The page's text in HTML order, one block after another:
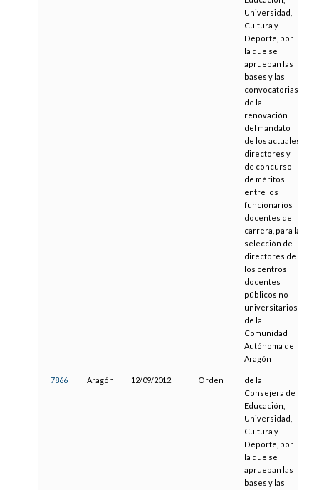
Universidad,
Cultura y
Deporte, por
la que se
aprueban las
bases y las
convocatorias
de la
renovación
del mandato
de los actuales
directores y
de concurso
de méritos
entre los
funcionarios
docentes de
carrera, para la
selección de
directores de
los centros
docentes
públicos no
universitarios
de la
Comunidad
Autónoma de
Aragón
7866 Aragón 12/09/2012 Orden
de la
Consejera de
Educación,
Universidad,
Cultura y
Deporte, por
la que se
aprueban las
bases y las